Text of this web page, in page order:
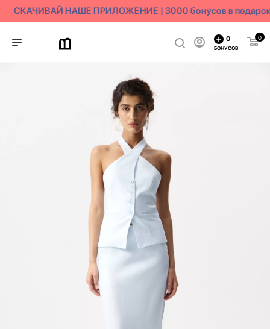
СКАЧИВАЙ НАШЕ ПРИЛОЖЕНИЕ | 3000 бонусов в подарок
0
0
БОНУСОВ